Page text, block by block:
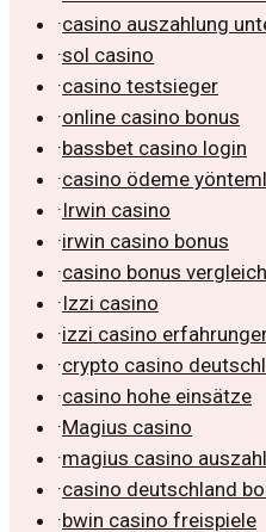
·casino auszahlung
·sol casino
·casino testsieger
·online casino bonus
·bassbet casino login
·casino ödeme
·Irwin casino
·irwin casino bonus
·casino bonus vergleich
·Izzi casino
·izzi casino
·crypto casino
·casino hohe einsätze
·Magius casino
·magius casino
·casino deutschland
·bwin casino freispiele